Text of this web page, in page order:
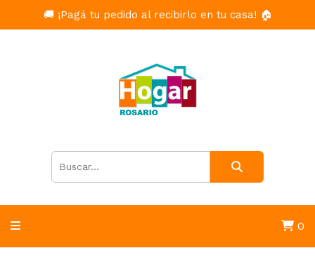
🚚 ¡Pagá tu pedido al recibirlo en tu casa! 🏠
0